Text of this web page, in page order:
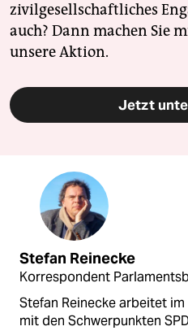
zivilgesellschaftliches
auch? Dann machen Sie
unsere Aktion.
Jetzt
Stefan Reinecke
Korrespondent
Stefan Reinecke arbeitet
mit den Schwerpunkten